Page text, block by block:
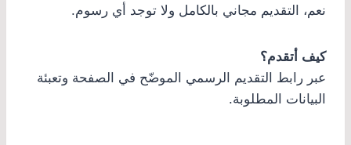
نعم، التقديم مجاني بالكامل ولا توجد أي رسوم.
كيف أتقدم؟
عبر رابط التقديم الرسمي الموضّح في الصفحة وتعبئة
البيانات المطلوبة.